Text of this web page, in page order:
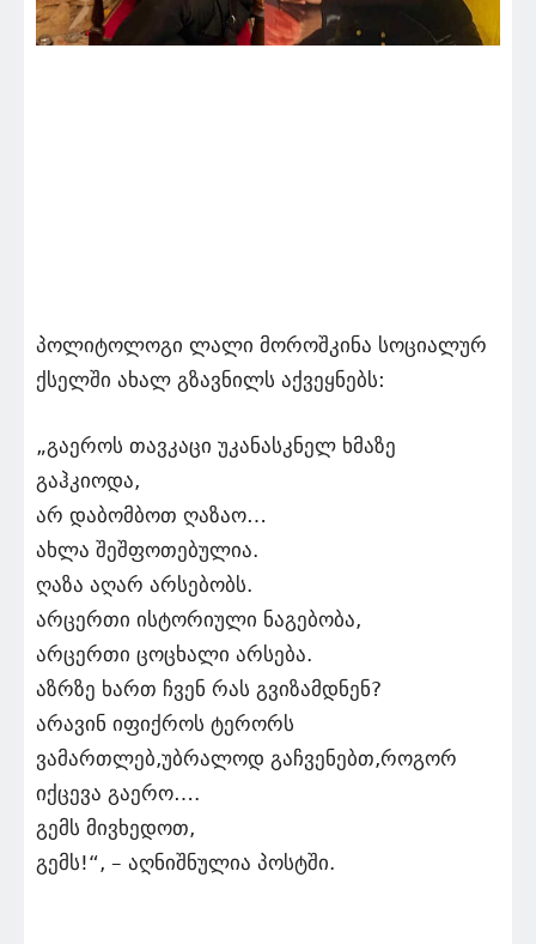
პოლიტოლოგი ლალი მოროშკინა სოციალურ
ქსელში ახალ გზავნილს აქვეყნებს:
„გაეროს თავკაცი უკანასკნელ ხმაზე
გაჰკიოდა,
არ დაბომბოთ ღაზაო…
ახლა შეშფოთებულია.
ღაზა აღარ არსებობს.
არცერთი ისტორიული ნაგებობა,
არცერთი ცოცხალი არსება.
აზრზე ხართ ჩვენ რას გვიზამდნენ?
არავინ იფიქროს ტერორს
ვამართლებ,უბრალოდ გაჩვენებთ,როგორ
იქცევა გაერო….
გემს მივხედოთ,
გემს!“, – აღნიშნულია პოსტში.